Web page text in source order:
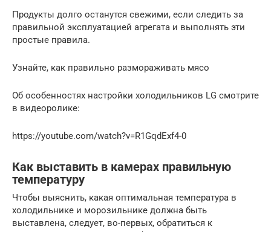
Продукты долго останутся свежими, если следить за
правильной эксплуатацией агрегата и выполнять эти
простые правила.
Узнайте, как правильно размораживать мясо
Об особенностях настройки холодильников LG смотрите
в видеоролике:
https://youtube.com/watch?v=R1GqdExf4-0
Как выставить в камерах правильную
температуру
Чтобы выяснить, какая оптимальная температура в
холодильнике и морозильнике должна быть
выставлена, следует, во-первых, обратиться к